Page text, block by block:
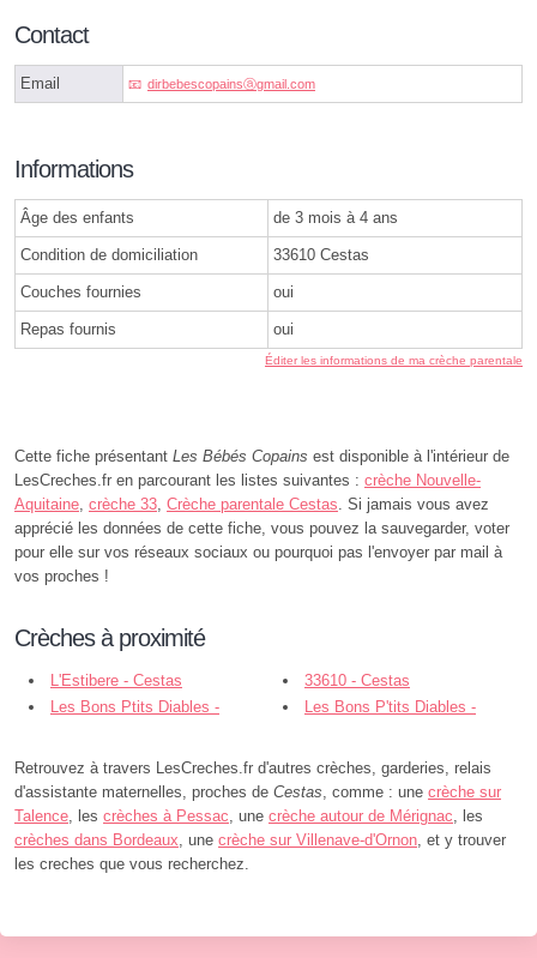
Contact
Email dirbebescopainsⓐgmail.com
Informations
Âge des enfants de 3 mois à 4 ans
Condition de domiciliation 33610 Cestas
Couches fournies oui
Repas fournis oui
Éditer les informations de ma crèche parentale
Cette fiche présentant Les Bébés Copains est disponible à l'intérieur de
LesCreches.fr en parcourant les listes suivantes : crèche Nouvelle-
Aquitaine crèche 33 Crèche parentale Cestas . Si jamais vous avez
apprécié les données de cette fiche, vous pouvez la sauvegarder, voter
pour elle sur vos réseaux sociaux ou pourquoi pas l'envoyer par mail à
vos proches !
Crèches à proximité
L'Estibere - Cestas
33610 - Cestas
Les Bons Ptits Diables -
Les Bons P'tits Diables -
Retrouvez à travers LesCreches.fr d'autres crèches, garderies, relais
d'assistante maternelles, proches de Cestas , comme : une crèche sur
Talence , les crèches à Pessac , une crèche autour de Mérignac , les
crèches dans Bordeaux , une crèche sur Villenave-d'Ornon , et y trouver
les creches que vous recherchez.